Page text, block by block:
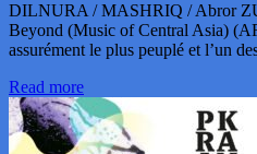
DILNURA / MASHRIQ / Abror
Beyond (Music of Central Asia)
assurément le plus peuplé et l’un
Read more